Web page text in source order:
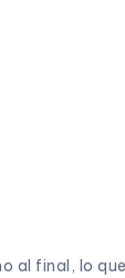
al final, lo